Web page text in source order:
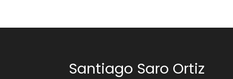
Santiago Saro Ortiz